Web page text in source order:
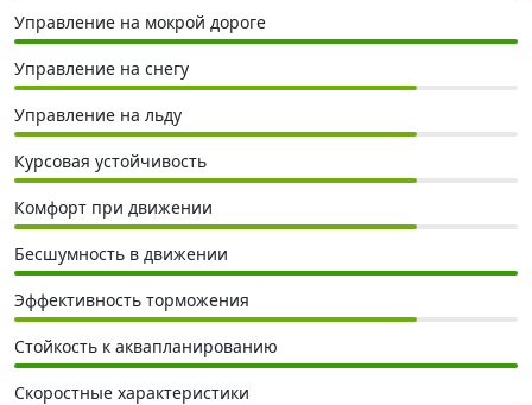
Управление на мокрой дороге
Управление на снегу
Управление на льду
Курсовая устойчивость
Комфорт при движении
Бесшумность в движении
Эффективность торможения
Стойкость к аквапланированию
Скоростные характеристики